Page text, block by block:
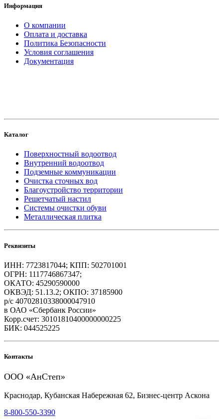
Информация
О компании
Оплата и доставка
Политика Безопасности
Условия соглашения
Документация
Каталог
Поверхностный водоотвод
Внутренний водоотвод
Подземные коммуникации
Очистка сточных вод
Благоустройство территории
Решетчатый настил
Системы очистки обуви
Металлическая плитка
Реквизиты
ИНН: 7723817044; КПП: 502701001
ОГРН: 1117746867347;
ОКАТО: 45290590000
ОКВЭД: 51.13.2; ОКПО: 37185900
р/с 40702810338000047910
в ОАО «Сбербанк России»
Корр.счет: 30101810400000000225
БИК: 044525225
Контакты
ООО «АнСтеп»
Краснодар, Кубанская Набережная 62, Бизнес-центр Аскона
8-800-550-3390